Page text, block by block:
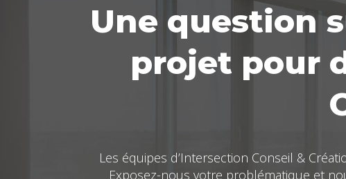
Une question
projet pour
Les équipes d’Intersection Conseil &
Exposez-nous votre problématique et